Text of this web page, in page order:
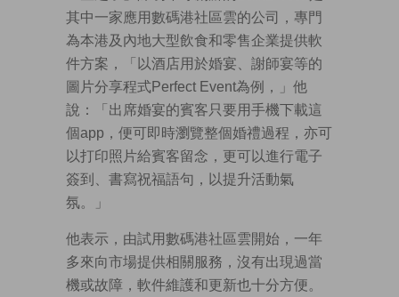
其中一家應用數碼港社區雲的公司，專門
為本港及內地大型飲食和零售企業提供軟
件方案，「以酒店用於婚宴、謝師宴等的
圖片分享程式Perfect Event為例，」他
說：「出席婚宴的賓客只要用手機下載這
個app，便可即時瀏覽整個婚禮過程，亦可
以打印照片給賓客留念，更可以進行電子
簽到、書寫祝福語句，以提升活動氣
氛。」
他表示，由試用數碼港社區雲開始，一年
多來向市場提供相關服務，沒有出現過當
機或故障，軟件維護和更新也十分方便。